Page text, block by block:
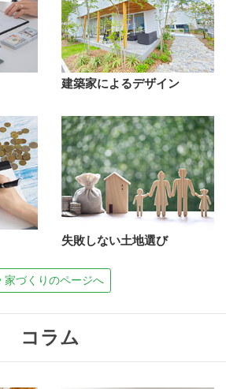
建築家によるデザイン
失敗しない土地選び
家づくりのページへ
コラム